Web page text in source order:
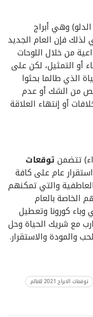
وهي أبراج
فإن العام الجديد
من خلال اللوحات
أو التمثيل، لكن على
الذي طالما بحثوا
من الشك أو عدم
أو إنتهاء العلاقة
تتضمنتوقعات
عام على كافة
والتي تمكنهم
بالعام
كورونا وتعطيل
مع شريك الحياة وحل
والمودة والاستقرار.
توقعات الابراج 2021 للعالم